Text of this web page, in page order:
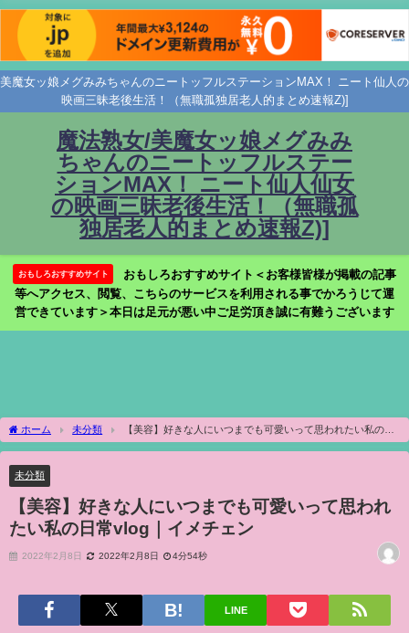
美魔女ッ娘メグみみちゃんのニートッフルステーションMAX！ ニート仙人の
映画三昧老後生活！（無職孤独居老人的まとめ速報Z)]
魔法熟女/美魔女ッ娘メグみみ
ちゃんのニートッフルステー
ションMAX！ ニート仙人仙女
の映画三昧老後生活！（無職孤
独居老人的まとめ速報Z)]
おもしろおすすめサイト
おもしろおすすめサイト＜お客様皆様が掲載の記事
等へアクセス、閲覧、こちらのサービスを利用される事でかろうじて運
営できています＞本日は足元が悪い中ご足労頂き誠に有難うございます
ホーム 未分類
【美容】好きな人にいつまでも可愛いって思われたい私の日
常vlog｜イメチェン
未分類
【美容】好きな人にいつまでも可愛いって思われ
たい私の日常vlog｜イメチェン
2022年2月8日 2022年2月8日 4分54秒
LINE